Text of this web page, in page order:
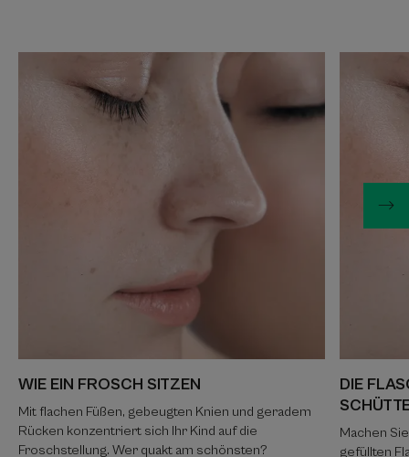
WIE EIN FROSCH SITZEN
Mit flachen Füßen, gebeugten Knien und geradem
Rücken konzentriert sich Ihr Kind auf die
Froschstellung. Wer quakt am schönsten?
DIE
Machen
gefüllten